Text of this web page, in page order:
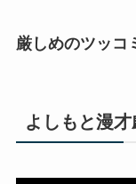
厳しめのツッコ
よしもと漫